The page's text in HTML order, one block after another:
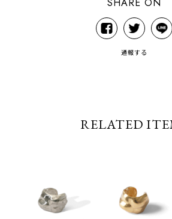
通報する
RELATED